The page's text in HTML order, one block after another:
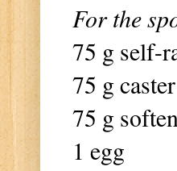
For the
75 g self-
75 g
75 g
1 egg